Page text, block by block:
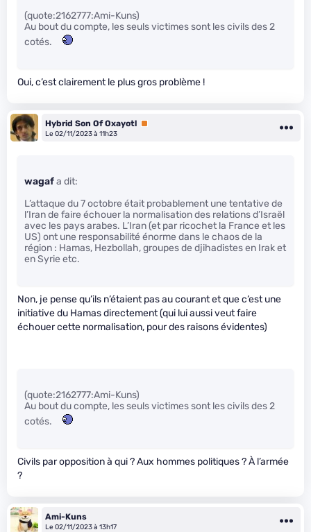
(quote:2162777:Ami-Kuns)
Au bout du compte, les seuls victimes sont les civils des 2
cotés.
Oui, c’est clairement le plus gros problème !
Hybrid Son Of Oxayotl Premium
Le 02/11/2023 à 11h23
wagafa dit:
L’attaque du 7 octobre était probablement une tentative de
l’Iran de faire échouer la normalisation des relations d’Israël
avec les pays arabes. L’Iran (et par ricochet la France et les
US) ont une responsabilité énorme dans le chaos de la
région : Hamas, Hezbollah, groupes de djihadistes en Irak et
en Syrie etc.
Non, je pense qu’ils n’étaient pas au courant et que c’est une
initiative du Hamas directement (qui lui aussi veut faire
échouer cette normalisation, pour des raisons évidentes)
(quote:2162777:Ami-Kuns)
Au bout du compte, les seuls victimes sont les civils des 2
cotés.
Civils par opposition à qui ? Aux hommes politiques ? À l’armée
?
Ami-Kuns
Le 02/11/2023 à 13h17